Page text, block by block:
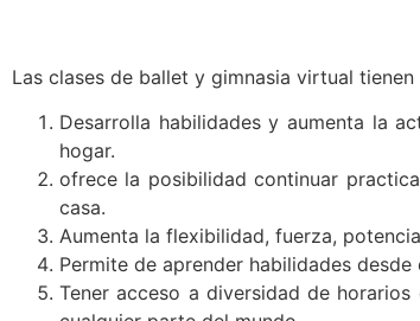
Las clases de ballet y gimnasia virtual
Desarrolla habilidades y aumenta la
hogar.
ofrece la posibilidad continuar
casa.
Aumenta la flexibilidad, fuerza,
Permite de aprender habilidades desde
Tener acceso a diversidad de